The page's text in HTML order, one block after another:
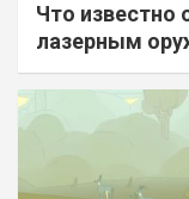
Что известно
лазерным